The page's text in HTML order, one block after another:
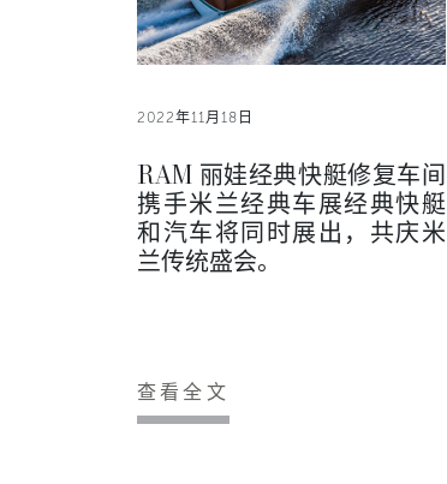
2022年11月18日
RAM 丽娃经典快艇修复车间
携手米兰经典车展经典快艇
和汽车将同时展出，共庆米
兰传统盛会。
查看全文